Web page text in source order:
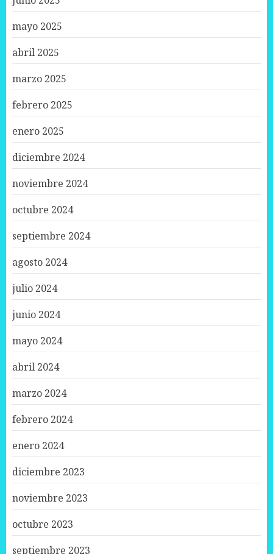
mayo 2025
abril 2025
marzo 2025
febrero 2025
enero 2025
diciembre 2024
noviembre 2024
octubre 2024
septiembre 2024
agosto 2024
julio 2024
junio 2024
mayo 2024
abril 2024
marzo 2024
febrero 2024
enero 2024
diciembre 2023
noviembre 2023
octubre 2023
septiembre 2023